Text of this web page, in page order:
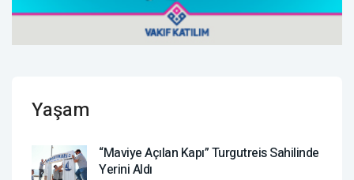
Yaşam
“Maviye Açılan Kapı” Turgutreis Sahilinde
Yerini Aldı